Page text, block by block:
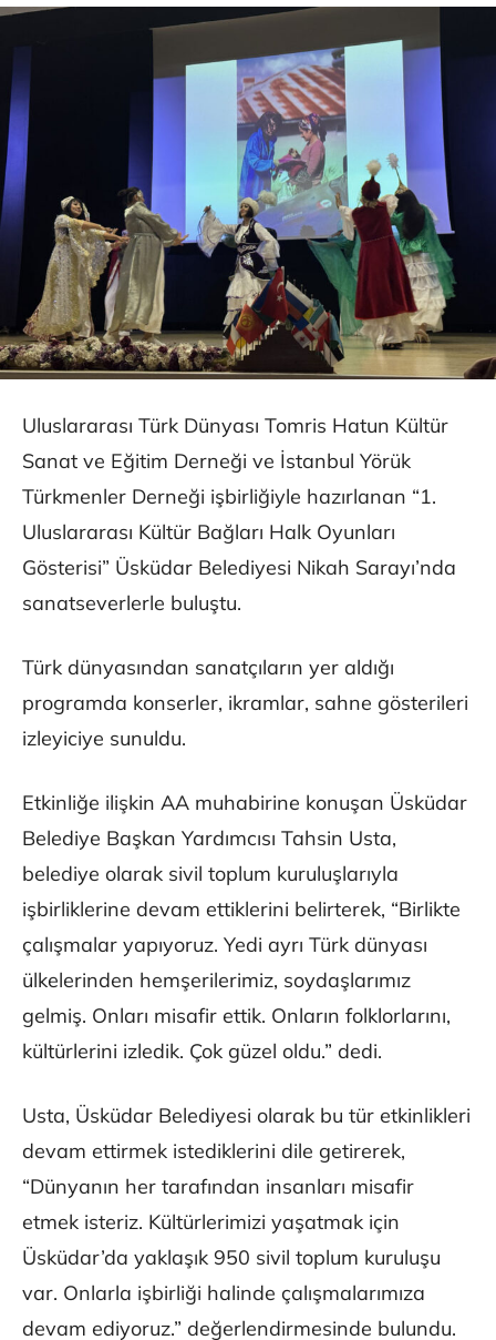
Uluslararası Türk Dünyası Tomris Hatun Kültür
Sanat ve Eğitim Derneği ve İstanbul Yörük
Türkmenler Derneği işbirliğiyle hazırlanan “1.
Uluslararası Kültür Bağları Halk Oyunları
Gösterisi” Üsküdar Belediyesi Nikah Sarayı’nda
sanatseverlerle buluştu.
Türk dünyasından sanatçıların yer aldığı
programda konserler, ikramlar, sahne gösterileri
izleyiciye sunuldu.
Etkinliğe ilişkin AA muhabirine konuşan Üsküdar
Belediye Başkan Yardımcısı Tahsin Usta,
belediye olarak sivil toplum kuruluşlarıyla
işbirliklerine devam ettiklerini belirterek, “Birlikte
çalışmalar yapıyoruz. Yedi ayrı Türk dünyası
ülkelerinden hemşerilerimiz, soydaşlarımız
gelmiş. Onları misafir ettik. Onların folklorlarını,
kültürlerini izledik. Çok güzel oldu.” dedi.
Usta, Üsküdar Belediyesi olarak bu tür etkinlikleri
devam ettirmek istediklerini dile getirerek,
“Dünyanın her tarafından insanları misafir
etmek isteriz. Kültürlerimizi yaşatmak için
Üsküdar’da yaklaşık 950 sivil toplum kuruluşu
var. Onlarla işbirliği halinde çalışmalarımıza
devam ediyoruz.” değerlendirmesinde bulundu.